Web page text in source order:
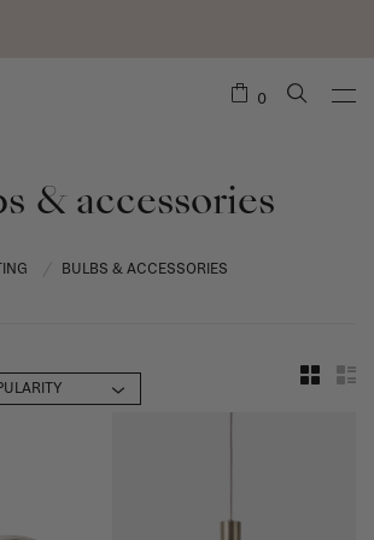
0
& accessories
BULBS & ACCESSORIES